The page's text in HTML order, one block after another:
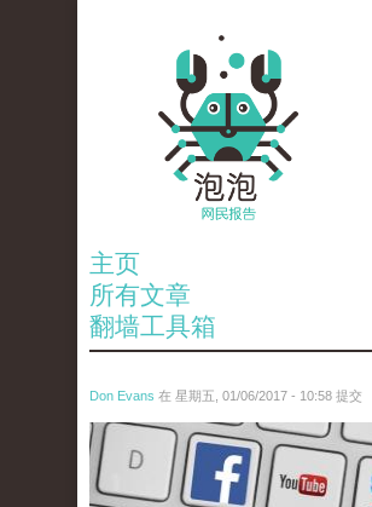
主页
所有文章
翻墙工具箱
Don Evans 在 星期五, 01/06/2017 - 10:58 提交
tou_.jpg